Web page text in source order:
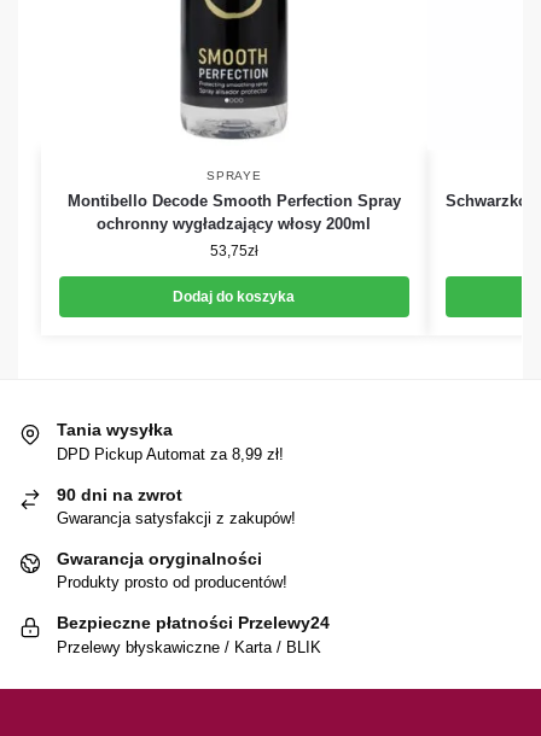
SPRAYE
Montibello Decode Smooth Perfection Spray
ochronny wygładzający włosy 200ml
53,75zł
Dodaj do koszyka
Tania wysyłka
DPD Pickup Automat za 8,99 zł!
90 dni na zwrot
Gwarancja satysfakcji z zakupów!
Gwarancja oryginalności
Produkty prosto od producentów!
Bezpieczne płatności Przelewy24
Przelewy błyskawiczne / Karta / BLIK